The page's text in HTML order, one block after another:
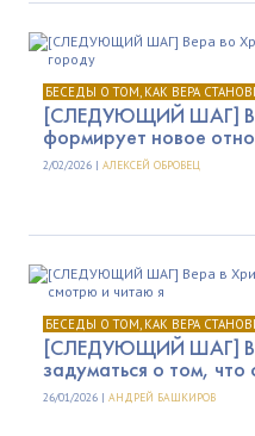
БЕСЕДЫ О ТОМ, КАК ВЕРА
[СЛЕДУЮЩИЙ ШАГ]
формирует новое
2/02/2026 | АЛЕКСЕЙ ОБРОВЕЦ
БЕСЕДЫ О ТОМ, КАК ВЕРА
[СЛЕДУЮЩИЙ ШАГ]
задуматься о том,
26/01/2026 | АНДРЕЙ БАШКИРОВ